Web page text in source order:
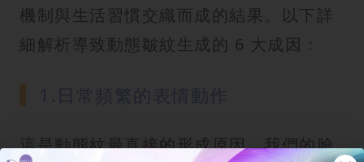
機制與生活習慣交織而成的結果。以下詳
細解析導致動態皺紋生成的 6 大成因：
這是動態紋最直接的形成原因。我們的臉